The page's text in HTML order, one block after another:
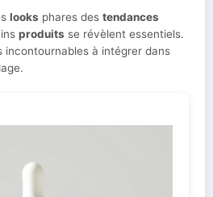
looks phares des tendances
produits se révèlent essentiels.
incontournables à intégrer dans